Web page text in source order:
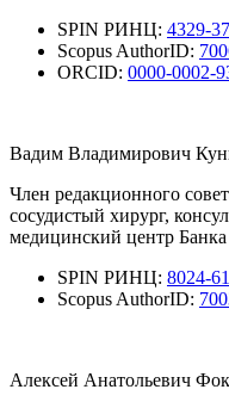
SPIN РИНЦ: 4329-
Scopus AuthorID:
ORCID: 0000-0002-
Вадим Владимирович
Член редакционного
сосудистый хирург,
медицинский центр
SPIN РИНЦ: 8024-
Scopus AuthorID:
Алексей Анатольевич